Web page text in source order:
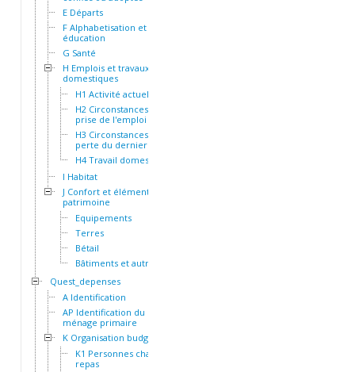
E Départs
F Alphabetisation et
éducation
G Santé
H Emplois et travaux
domestiques
H1 Activité actuelle
H2 Circonstances de la
prise de l'emploi actuel
H3 Circonstances de la
perte du dernier emploi
H4 Travail domestique
I Habitat
J Confort et éléments de
patrimoine
Equipements
Terres
Bétail
Bâtiments et autres actifs
Quest_depenses
A Identification
AP Identification du
ménage primaire
K Organisation budgétaire
K1 Personnes chargées du
repas